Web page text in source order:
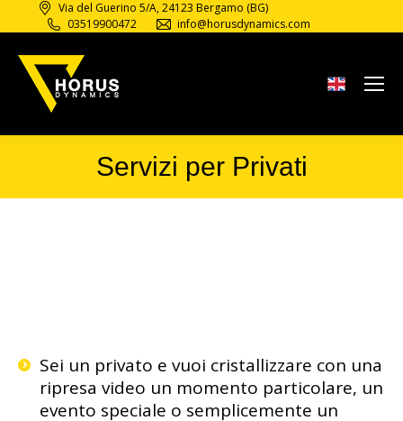
Via del Guerino 5/A, 24123 Bergamo (BG)
03519900472
info@horusdynamics.com
Servizi per Privati
Tu sei qui:
Sei un privato e vuoi cristallizzare con una
ripresa video un momento particolare, un
evento speciale o semplicemente un